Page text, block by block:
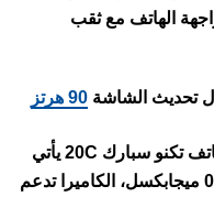
الهاتف مع ثقب
تحديث الشاشة 90 هرتز
هاتف تكنو سبارك 20C يأتي
مزود بكاميرا خلفية ثنائية بدقة 50 و 0.3 ميجابكسل، الكاميرا تدعم